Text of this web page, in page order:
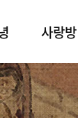
사랑방